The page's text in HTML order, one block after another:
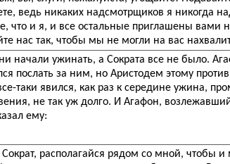
ведь никаких надсмотрщиков я никогда
что и я, и все остальные приглашены вами
нас так, чтобы мы не могли на вас
начали ужинать, а Сократа все не было.
послать за ним, но Аристодем этому
таки явился, как раз к середине ужина,
не так уж долго. И Агафон,
ему:
располагайся рядом со мной, чтобы и